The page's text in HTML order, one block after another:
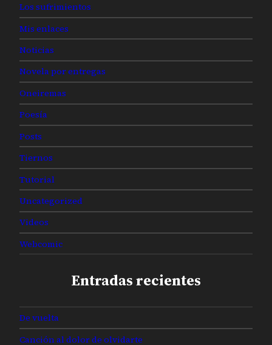
Los sufrimientos
Mis enlaces
Noticias
Novela por entregas
Oneiremas
Poesía
Posts
Tiernos
Tutorial
Uncategorized
Videos
Webcomic
Entradas recientes
De vuelta
Canción al dolor de olvidarte